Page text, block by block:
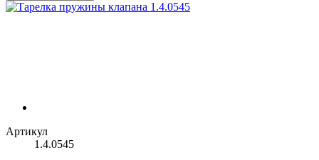
Артикул
1.4.0545